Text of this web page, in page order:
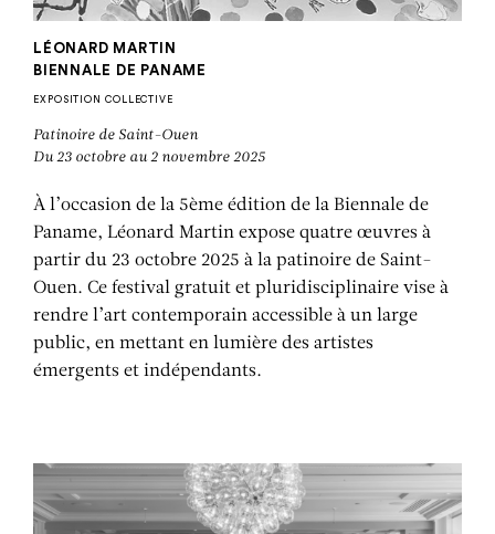
LÉONARD MARTIN
BIENNALE DE PANAME
EXPOSITION COLLECTIVE
Patinoire de Saint-Ouen
Du 23 octobre au 2 novembre 2025
À l’occasion de la 5ème édition de la Biennale de
Paname, Léonard Martin expose quatre œuvres à
partir du 23 octobre 2025 à la patinoire de Saint-
Ouen. Ce festival gratuit et pluridisciplinaire vise à
rendre l’art contemporain accessible à un large
public, en mettant en lumière des artistes
émergents et indépendants.